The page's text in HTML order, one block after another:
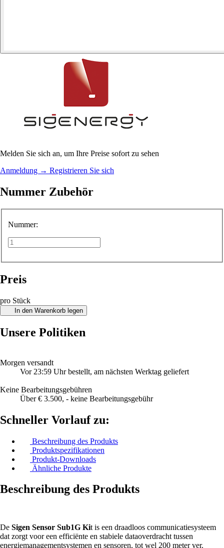
Melden Sie sich an, um Ihre Preise sofort zu sehen
Anmeldung → Registrieren Sie sich
Nummer Zubehör
Nummer:
Preis
pro Stück
In den Warenkorb legen
Unsere Politiken
Morgen versandt
Vor 23:59 Uhr bestellt, am nächsten Werktag geliefert
Keine Bearbeitungsgebühren
Über € 3.500, - keine Bearbeitungsgebühr
Schneller Vorlauf zu:
Beschreibung des Produkts
Produktspezifikationen
Produkt-Downloads
Ähnliche Produkte
Beschreibung des Produkts
De Sigen Sensor Sub1G Kit is een draadloos communicatiesysteem
dat zorgt voor een efficiënte en stabiele dataoverdracht tussen
energiemanagementsystemen en sensoren, tot wel 200 meter ver.